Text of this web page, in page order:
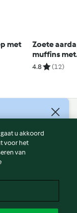
met
Zoete
muffins met
walnoten
4.8 (12)
u akkoord
voor het
van